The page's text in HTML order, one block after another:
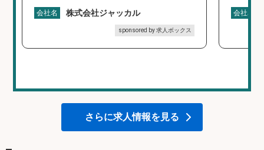
会社名 株式会社ジャッカル
sponsored by 求人ボックス
会社名
さらに求人情報を見る